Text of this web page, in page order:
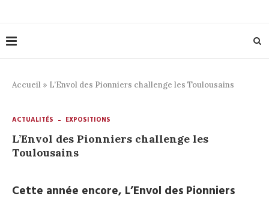
Accueil » L’Envol des Pionniers challenge les Toulousains
ACTUALITÉS EXPOSITIONS
L’Envol des Pionniers challenge les
Toulousains
Cette année encore, L’Envol des Pionniers